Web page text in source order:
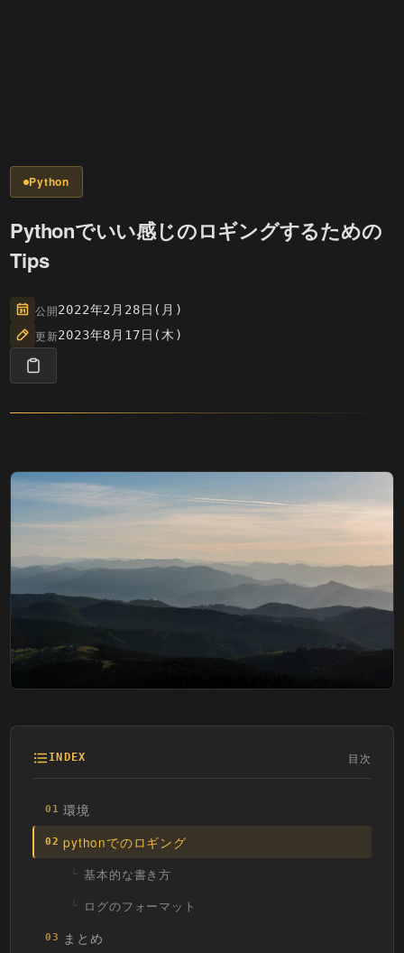
Python
Pythonでいい感じのロギングするための
Tips
公開2022年2月28日(月)
更新2023年8月17日(木)
INDEX 目次
01 環境
02 pythonでのロギング
基本的な書き方
ログのフォーマット
03 まとめ